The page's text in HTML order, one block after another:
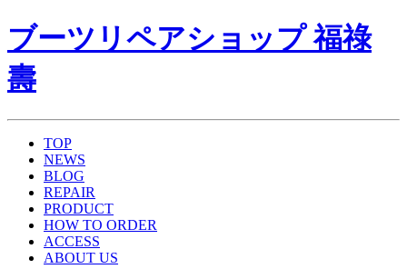
ブーツリペアショップ 福祿
壽
TOP
NEWS
BLOG
REPAIR
PRODUCT
HOW TO ORDER
ACCESS
ABOUT US